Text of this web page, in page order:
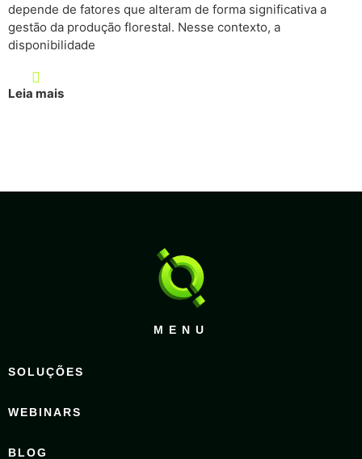
depende de fatores que alteram de forma significativa a
gestão da produção florestal. Nesse contexto, a
disponibilidade
Leia mais
MENU
SOLUÇÕES
WEBINARS
BLOG